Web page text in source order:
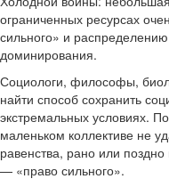
ограниченных ресурсах
сильного» и
доминирования.
Социологи, философы,
найти способ сохранить
экстремальных условиях.
маленьком коллективе не
равенства, рано или поздно
— «право сильного».